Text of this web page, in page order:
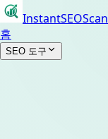
InstantSEOScan
홈
SEO 도구